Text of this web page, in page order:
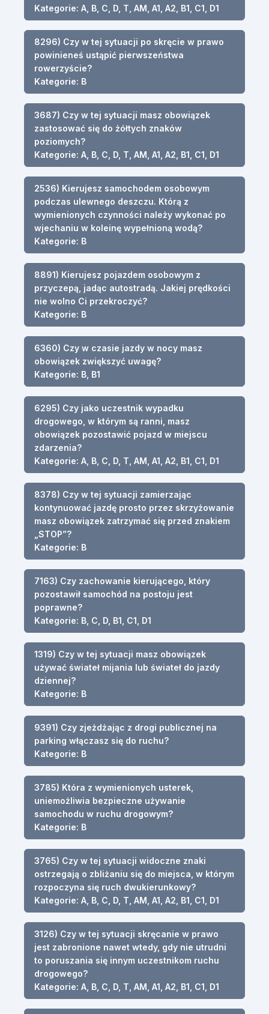
Kategorie: A, B, C, D, T, AM, A1, A2, B1, C1, D1
8296) Czy w tej sytuacji po skręcie w prawo
powinieneś ustąpić pierwszeństwa
rowerzyście?
Kategorie: B
3687) Czy w tej sytuacji masz obowiązek
zastosować się do żółtych znaków
poziomych?
Kategorie: A, B, C, D, T, AM, A1, A2, B1, C1, D1
2536) Kierujesz samochodem osobowym
podczas ulewnego deszczu. Którą z
wymienionych czynności należy wykonać po
wjechaniu w koleinę wypełnioną wodą?
Kategorie: B
8891) Kierujesz pojazdem osobowym z
przyczepą, jadąc autostradą. Jakiej prędkości
nie wolno Ci przekroczyć?
Kategorie: B
6360) Czy w czasie jazdy w nocy masz
obowiązek zwiększyć uwagę?
Kategorie: B, B1
6295) Czy jako uczestnik wypadku
drogowego, w którym są ranni, masz
obowiązek pozostawić pojazd w miejscu
zdarzenia?
Kategorie: A, B, C, D, T, AM, A1, A2, B1, C1, D1
8378) Czy w tej sytuacji zamierzając
kontynuować jazdę prosto przez skrzyżowanie
masz obowiązek zatrzymać się przed znakiem
„STOP”?
Kategorie: B
7163) Czy zachowanie kierującego, który
pozostawił samochód na postoju jest
poprawne?
Kategorie: B, C, D, B1, C1, D1
1319) Czy w tej sytuacji masz obowiązek
używać świateł mijania lub świateł do jazdy
dziennej?
Kategorie: B
9391) Czy zjeżdżając z drogi publicznej na
parking włączasz się do ruchu?
Kategorie: B
3785) Która z wymienionych usterek,
uniemożliwia bezpieczne używanie
samochodu w ruchu drogowym?
Kategorie: B
3765) Czy w tej sytuacji widoczne znaki
ostrzegają o zbliżaniu się do miejsca, w którym
rozpoczyna się ruch dwukierunkowy?
Kategorie: A, B, C, D, T, AM, A1, A2, B1, C1, D1
3126) Czy w tej sytuacji skręcanie w prawo
jest zabronione nawet wtedy, gdy nie utrudni
to poruszania się innym uczestnikom ruchu
drogowego?
Kategorie: A, B, C, D, T, AM, A1, A2, B1, C1, D1